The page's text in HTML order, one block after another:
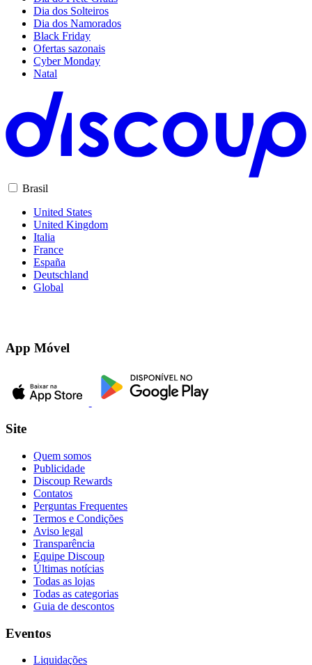
Dia dos Solteiros
Dia dos Namorados
Black Friday
Ofertas sazonais
Cyber Monday
Natal
Brasil
United States
United Kingdom
Italia
France
España
Deutschland
Global
App Móvel
Site
Quem somos
Publicidade
Discoup Rewards
Contatos
Perguntas Frequentes
Termos e Condições
Aviso legal
Transparência
Equipe Discoup
Últimas notícias
Todas as lojas
Todas as categorias
Guia de descontos
Eventos
Liquidações